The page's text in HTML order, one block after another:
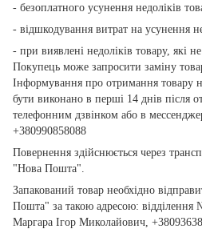
- безоплатного усунення недоліків
- відшкодування витрат на усунення
- при виявлені недоліків товару, які
Покупець може запросити заміну
Інформування про отримання товару
бути виконано в перші 14 днів після
телефонним дзвінком або в
+380990858088
Повернення здійснюється через
"Нова Пошта".
Запакований товар необхідно
Пошта" за такою адресою:
Маргара Ігор Миколайович,